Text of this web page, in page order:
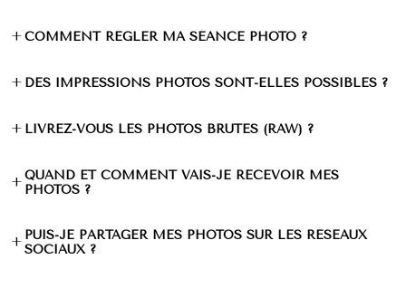
COMMENT RÉGLER MA SÉANCE PHOTO ?
+
DES IMPRESSIONS PHOTOS SONT-ELLES POSSIBLES ?
+
LIVREZ-VOUS LES PHOTOS BRUTES (RAW) ?
+
QUAND ET COMMENT VAIS-JE RECEVOIR MES
PHOTOS ?
+
PUIS-JE PARTAGER MES PHOTOS SUR LES RÉSEAUX
SOCIAUX ?
+